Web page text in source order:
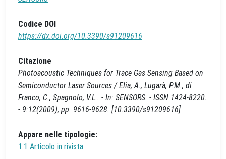
Codice DOI
https://dx.doi.org/10.3390/s91209616
Citazione
Photoacoustic Techniques for Trace Gas Sensing Based on
Semiconductor Laser Sources / Elia, A., Lugarà, P.M., di
Franco, C., Spagnolo, V.L.. - In: SENSORS. - ISSN 1424-8220.
- 9:12(2009), pp. 9616-9628. [10.3390/s91209616]
Appare nelle tipologie:
1.1 Articolo in rivista